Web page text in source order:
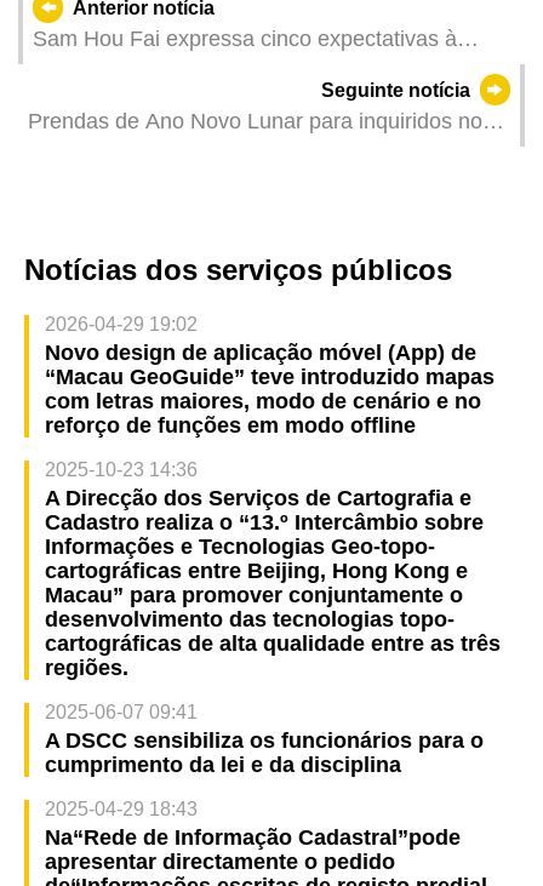
Anterior notícia
Sam Hou Fai expressa cinco expectativas à
Seguinte notícia
Prendas de Ano Novo Lunar para inquiridos no
Notícias dos serviços públicos
2026-04-29 19:02
Novo design de aplicação móvel (App) de
“Macau GeoGuide” teve introduzido mapas
com letras maiores, modo de cenário e no
reforço de funções em modo offline
2025-10-23 14:36
A Direcção dos Serviços de Cartografia e
Cadastro realiza o “13.º Intercâmbio sobre
Informações e Tecnologias Geo-topo-
cartográficas entre Beijing, Hong Kong e
Macau” para promover conjuntamente o
desenvolvimento das tecnologias topo-
cartográficas de alta qualidade entre as três
regiões.
2025-06-07 09:41
A DSCC sensibiliza os funcionários para o
cumprimento da lei e da disciplina
2025-04-29 18:43
Na“Rede de Informação Cadastral”pode
apresentar directamente o pedido